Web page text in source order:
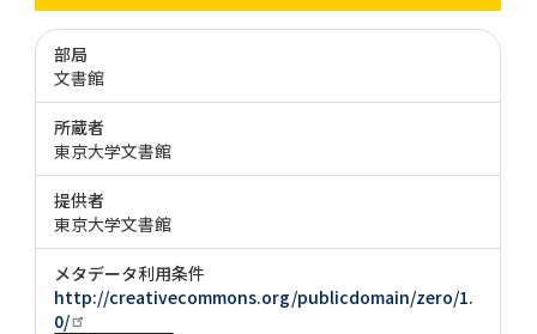
部局
文書館
所蔵者
東京大学文書館
提供者
東京大学文書館
メタデータ利用条件
http://creativecommons.org/publicdomain/zero/1.
0/